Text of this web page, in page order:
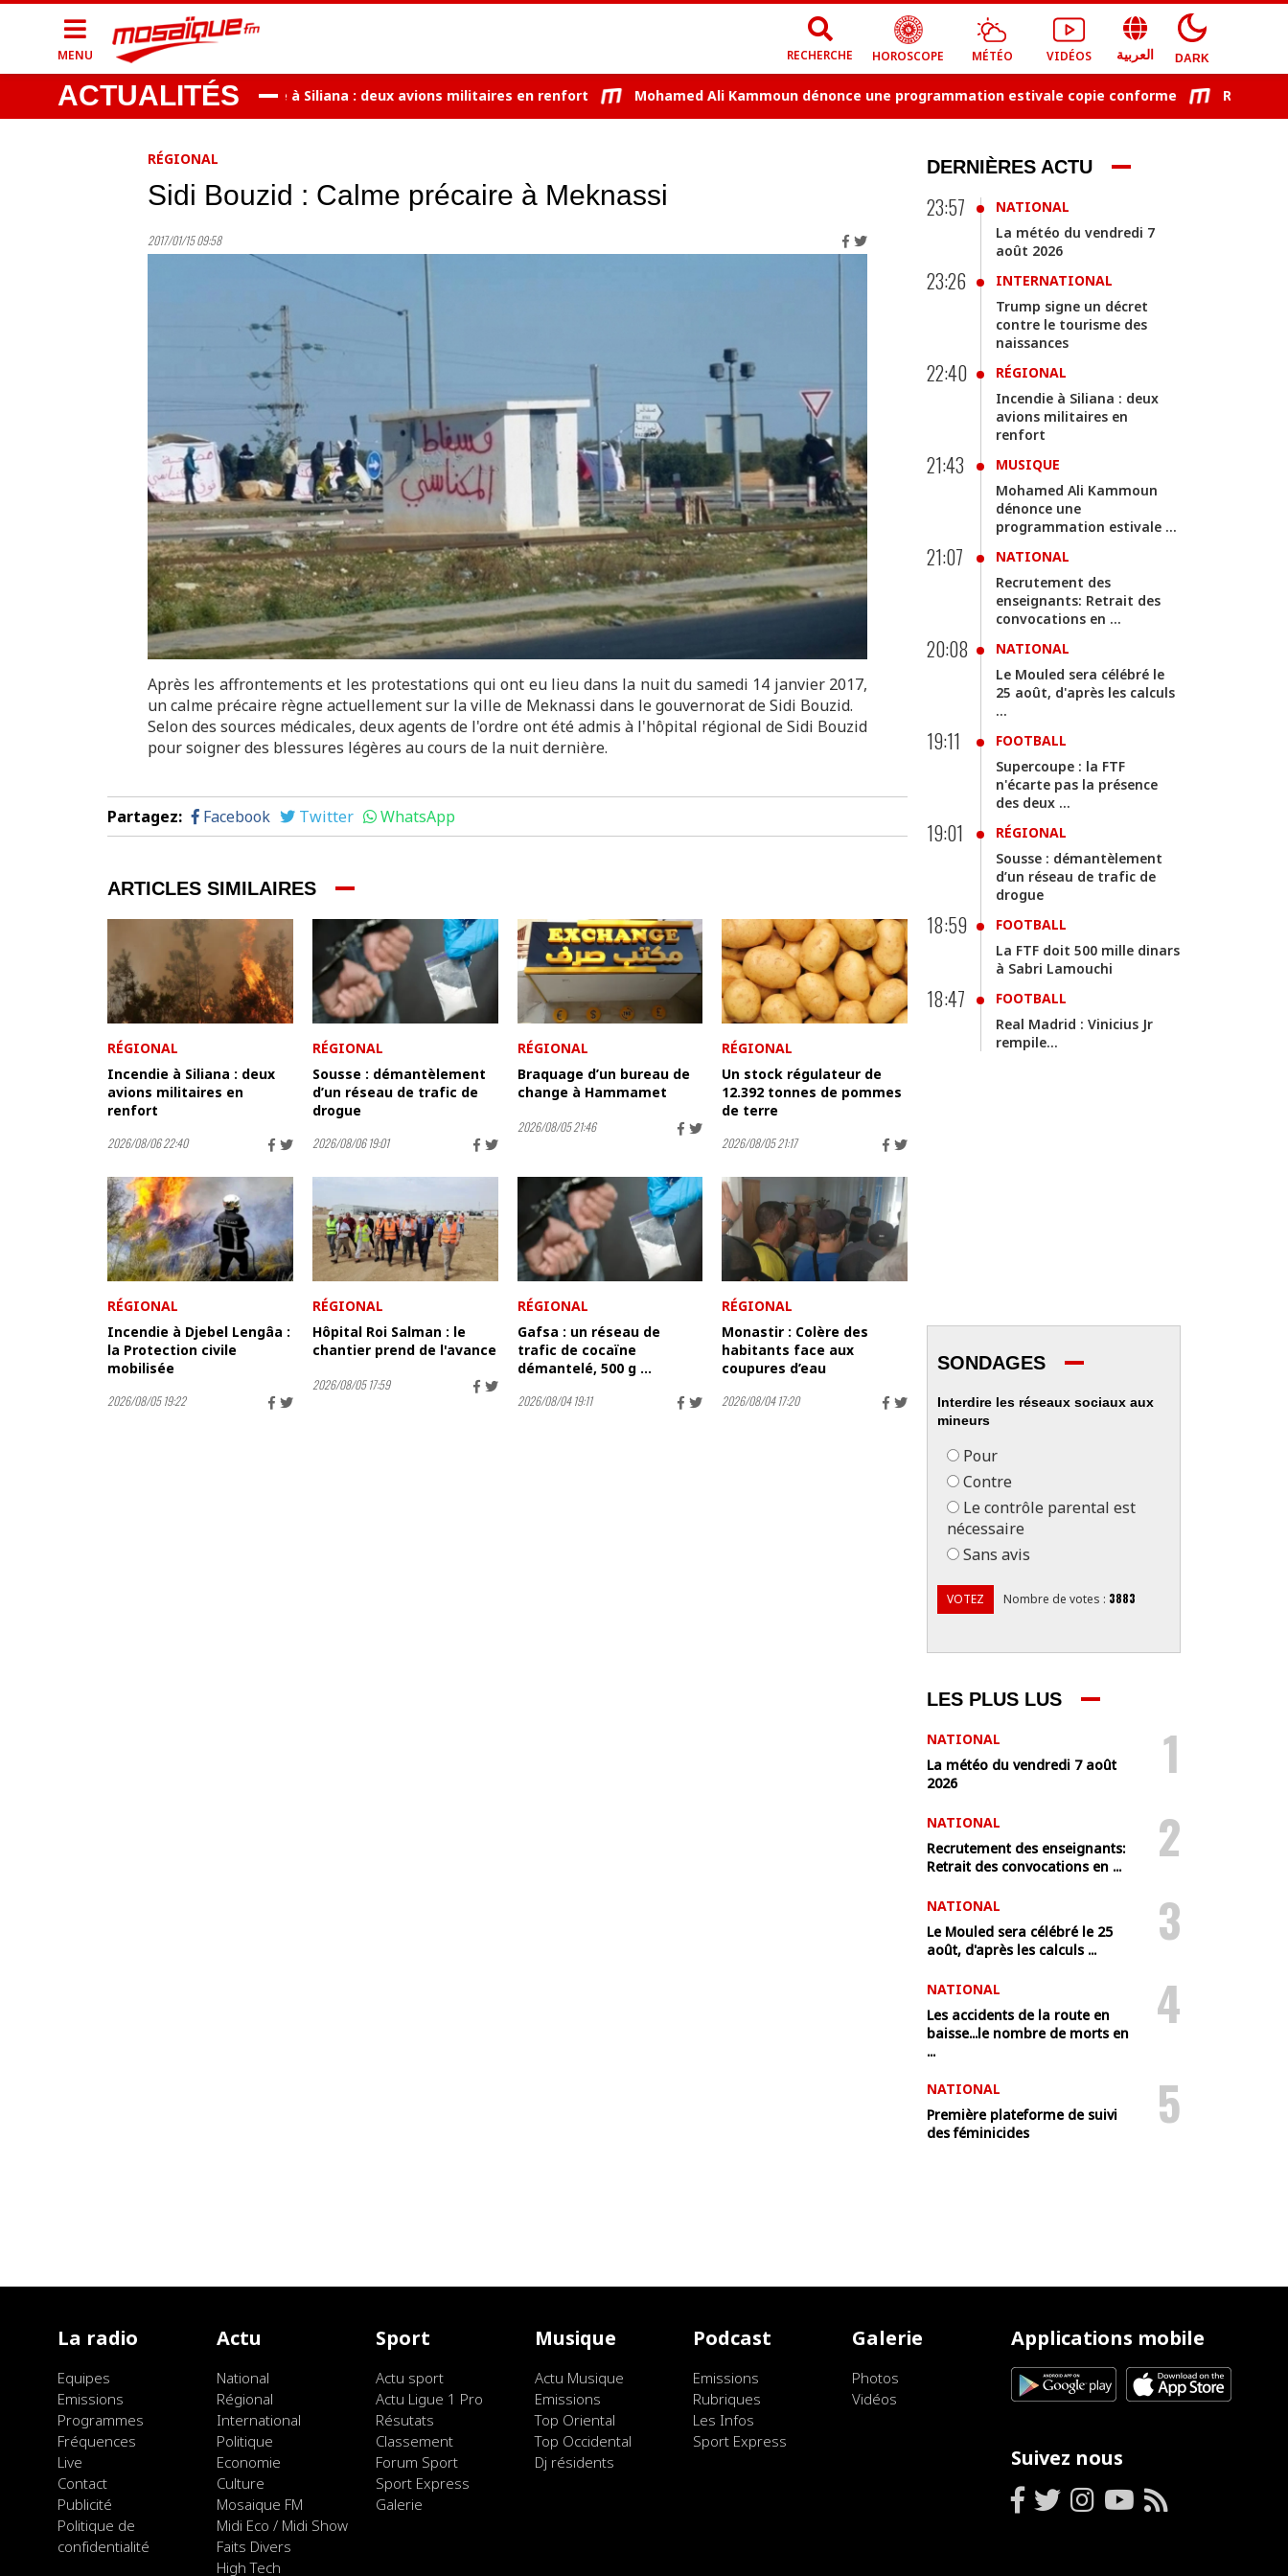
MENU RECHERCHE HOROSCOPE MÉTÉO VIDÉOS العربية DARK
ACTUALITÉS
des naissances Incendie à Siliana : deux avions militaires en renfort Mohamed Ali Kammoun dénonce une programmation estivale copie conforme Recrutement
RÉGIONAL
Sidi Bouzid : Calme précaire à Meknassi
2017/01/15 09:58
Après les affrontements et les protestations qui ont eu lieu dans la nuit du samedi 14 janvier 2017,
un calme précaire règne actuellement sur la ville de Meknassi dans le gouvernorat de Sidi Bouzid.
Selon des sources médicales, deux agents de l'ordre ont été admis à l'hôpital régional de Sidi Bouzid
pour soigner des blessures légères au cours de la nuit dernière.
Partagez: Facebook Twitter WhatsApp
ARTICLES SIMILAIRES
RÉGIONAL
Incendie à Siliana : deux
avions militaires en
renfort
2026/08/06 22:40
RÉGIONAL
Sousse : démantèlement
d’un réseau de trafic de
drogue
2026/08/06 19:01
RÉGIONAL
Braquage d’un bureau de
change à Hammamet
2026/08/05 21:46
RÉGIONAL
Un stock régulateur de
12.392 tonnes de pommes
de terre
2026/08/05 21:17
RÉGIONAL
Incendie à Djebel Lengâa :
la Protection civile
mobilisée
2026/08/05 19:22
RÉGIONAL
Hôpital Roi Salman : le
chantier prend de l'avance
2026/08/05 17:59
RÉGIONAL
Gafsa : un réseau de
trafic de cocaïne
démantelé, 500 g ...
2026/08/04 19:11
RÉGIONAL
Monastir : Colère des
habitants face aux
coupures d’eau
2026/08/04 17:20
DERNIÈRES ACTU
23:57
NATIONAL
La météo du vendredi 7
août 2026
23:26
INTERNATIONAL
Trump signe un décret
contre le tourisme des
naissances
22:40
RÉGIONAL
Incendie à Siliana : deux
avions militaires en
renfort
21:43
MUSIQUE
Mohamed Ali Kammoun
dénonce une
programmation estivale ...
21:07
NATIONAL
Recrutement des
enseignants: Retrait des
convocations en ...
20:08
NATIONAL
Le Mouled sera célébré le
25 août, d'après les calculs
...
19:11
FOOTBALL
Supercoupe : la FTF
n'écarte pas la présence
des deux ...
19:01
RÉGIONAL
Sousse : démantèlement
d’un réseau de trafic de
drogue
18:59
FOOTBALL
La FTF doit 500 mille dinars
à Sabri Lamouchi
18:47
FOOTBALL
Real Madrid : Vinicius Jr
rempile…
SONDAGES
Interdire les réseaux sociaux aux
mineurs
Pour
Contre
Le contrôle parental est
nécessaire
Sans avis
VOTEZ Nombre de votes : 3883
LES PLUS LUS
NATIONAL
La météo du vendredi 7 août
2026
1
NATIONAL
Recrutement des enseignants:
Retrait des convocations en ...
2
NATIONAL
Le Mouled sera célébré le 25
août, d'après les calculs ...
3
NATIONAL
Les accidents de la route en
baisse...le nombre de morts en
...
4
NATIONAL
Première plateforme de suivi
des féminicides
5
La radio
Equipes
Emissions
Programmes
Fréquences
Live
Contact
Publicité
Politique de
confidentialité
Actu
National
Régional
International
Politique
Economie
Culture
Mosaique FM
Midi Eco / Midi Show
Faits Divers
High Tech
Sport
Actu sport
Actu Ligue 1 Pro
Résutats
Classement
Forum Sport
Sport Express
Galerie
Musique
Actu Musique
Emissions
Top Oriental
Top Occidental
Dj résidents
Podcast
Emissions
Rubriques
Les Infos
Sport Express
Galerie
Photos
Vidéos
Applications mobile
Suivez nous